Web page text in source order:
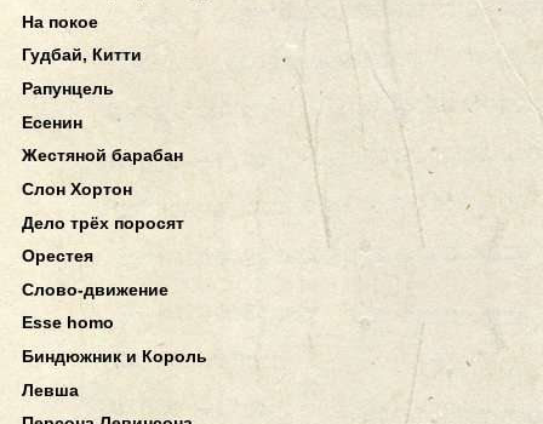
На покое
Гудбай, Китти
Рапунцель
Есенин
Жестяной барабан
Слон Хортон
Дело трёх поросят
Орестея
Слово-движение
Esse homo
Биндюжник и Король
Левша